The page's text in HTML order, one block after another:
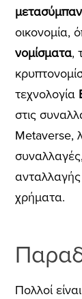
οικονομία,
νομίσματα,
τεχνολογία
στις
Metaverse,
χρήματα.
Πολλοί